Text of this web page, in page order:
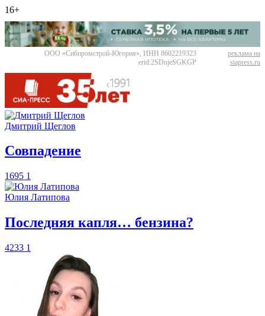
16+
ООО «Сибпромстрой-Югория», ИНН 8602219323
erid:2SDnjeSGKGP
реклама на
siapress.ru
Дмитрий Щеглов
​Совпадение
1695 1
Юлия Латипова
​Последняя капля… бензина?
4233 1